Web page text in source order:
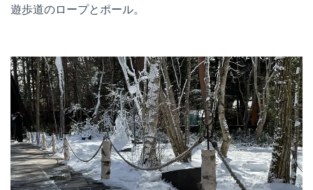
遊歩道のロープとポール。